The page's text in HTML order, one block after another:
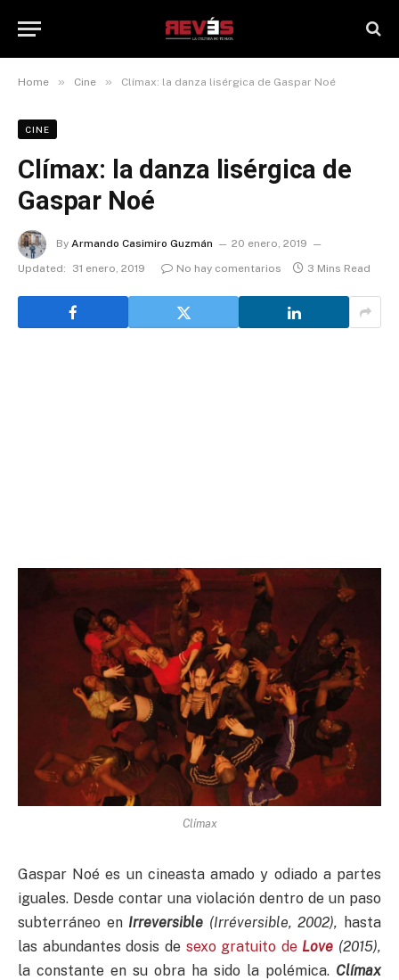
Home » Cine » Clímax: la danza lisérgica de Gaspar Noé
CINE
Clímax: la danza lisérgica de
Gaspar Noé
By Armando Casimiro Guzmán
20 enero, 2019
Updated:
31 enero, 2019 No hay comentarios 3 Mins Read
Clímax
Gaspar Noé es un cineasta amado y odiado a partes
iguales. Desde contar una violación dentro de un paso
subterráneo en Irreversible (Irréversible, 2002), hasta
las abundantes dosis de sexo gratuito de Love (2015),
la constante en su obra ha sido la polémica. Clímax